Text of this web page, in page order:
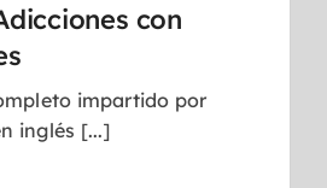
con
impartido por
Roby Abeles, en inglés [...]